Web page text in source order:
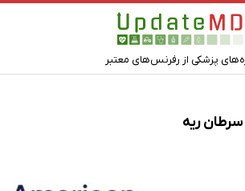
پزشکی از رفرنس‌های معتبر
ریه